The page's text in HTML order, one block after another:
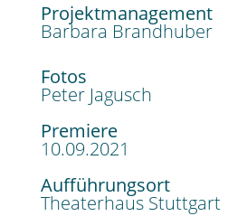
Projektmanagement
Barbara Brandhuber
Fotos
Peter Jagusch
Premiere
10.09.2021
Aufführungsort
Theaterhaus Stuttgart